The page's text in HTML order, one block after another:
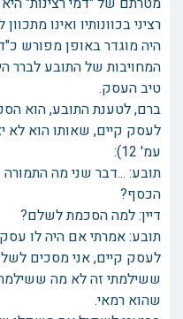
רציני בכוונותיו ואינו
היה מוגדר באופן מפורש
המחויבות של התובע לברר
טיב העסק.
ברם, לטענת התובע, הוא
לעסק קיים, שאותו הוא לא
עמ' 12):
תובע: ...דבר שני מה
הכסף?
דיין: למה הסכמת לשלם?
תובע: אמרתי אם היה לו
לעסק קיים, אני מסכים
ששילמתי זה לא מה
שהוא רמאי.